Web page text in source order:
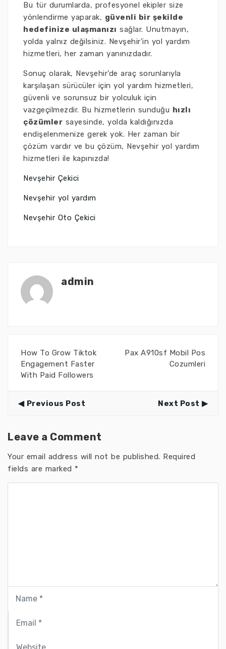
Bu tür durumlarda, profesyonel ekipler size
yönlendirme yaparak, güvenli bir şekilde
hedefinize ulaşmanızı sağlar. Unutmayın,
yolda yalnız değilsiniz. Nevşehir’in yol yardım
hizmetleri, her zaman yanınızdadır.
Sonuç olarak, Nevşehir’de araç sorunlarıyla
karşılaşan sürücüler için yol yardım hizmetleri,
güvenli ve sorunsuz bir yolculuk için
vazgeçilmezdir. Bu hizmetlerin sunduğu hızlı
çözümler sayesinde, yolda kaldığınızda
endişelenmenize gerek yok. Her zaman bir
çözüm vardır ve bu çözüm, Nevşehir yol yardım
hizmetleri ile kapınızda!
Nevşehir Çekici
Nevşehir yol yardım
Nevşehir Oto Çekici
admin
How To Grow Tiktok
Engagement Faster
With Paid Followers
Pax A910sf Mobil Pos
Cozumleri
Previous Post Next Post
Leave a Comment
Your email address will not be published. Required
fields are marked *